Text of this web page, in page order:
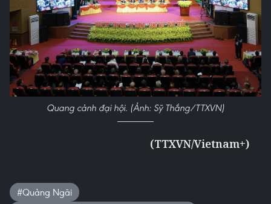
Quang cảnh đại hội. (Ảnh: Sỹ Thắng/TTXVN)
(TTXVN/Vietnam+)
#Quảng Ngãi